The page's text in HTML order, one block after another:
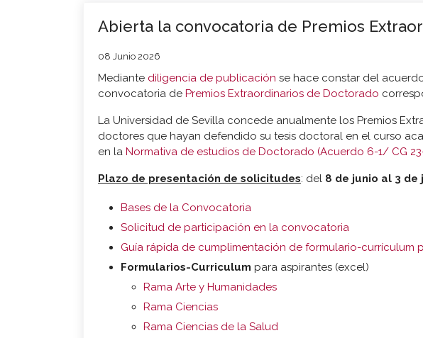
Abierta la convocatoria de Premios
08 Junio 2026
Mediante diligencia de publicación se hace constar del
convocatoria de Premios Extraordinarios de Doctorado
La Universidad de Sevilla concede anualmente los Premios
doctores que hayan defendido su tesis doctoral en el curso
en la Normativa de estudios de Doctorado (Acuerdo 6-1/ CG
Plazo de presentación de solicitudes: del 8 de junio al 3 de
Bases de la Convocatoria
Solicitud de participación en la convocatoria
Guía rápida de cumplimentación de formulario-currículum
Formularios-Curriculum para aspirantes (excel)
Rama Arte y Humanidades
Rama Ciencias
Rama Ciencias de la Salud